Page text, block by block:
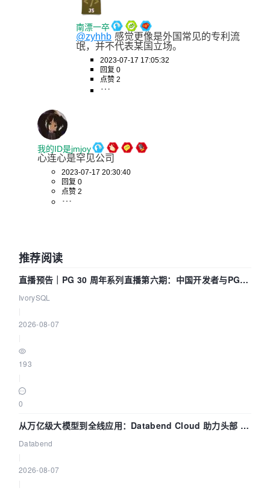
南漂一卒
@zyhhb 感觉更像是外国常见的专利流
氓，并不代表某国立场。
2023-07-17 17:05:32
回复 0
点赞 2
我的ID是jmjoy
心连心是罕见公司
2023-07-17 20:30:40
回复 0
点赞 2
推荐阅读
直播预告｜PG 30 周年系列直播第六期：中国开发者与PG内
核——我们改得动吗？我们贡献了什么？
IvorySQL
2026-08-07
193
0
从万亿级大模型到全线应用：Databend Cloud 助力头部 AI
企业构建全链路 Trace 数据管道
Databend
2026-08-07